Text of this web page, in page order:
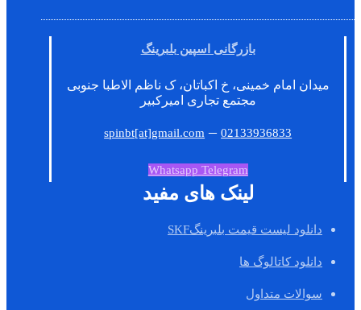
بازرگانی اسپین بلبرینگ
میدان امام خمینی، خ اکباتان، ک ناظم الاطبا جنوبی
مجتمع تجاری امیرکبیر
spinbt[at]gmail.com –02133936833
Whatsapp Telegram
لینک های مفید
دانلود لیست قیمت بلبرینگSKF
دانلود کاتالوگ ها
سوالات متداول